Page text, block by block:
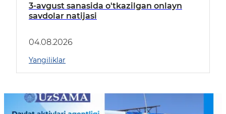
3-avgust sanasida o'tkazilgan onlayn
savdolar natijasi
04.08.2026
Yangiliklar